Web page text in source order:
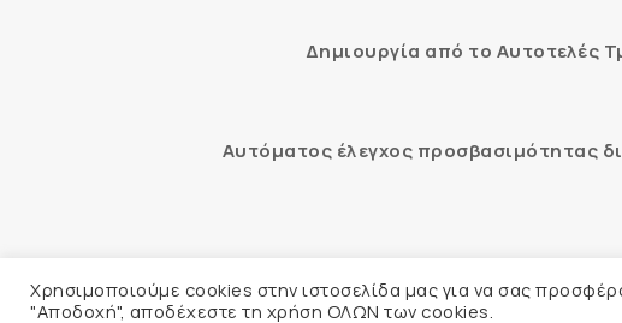
Δημιουργία από το Αυτοτελές
Αυτόματος έλεγχος προσβασιμότητας
Χρησιμοποιούμε cookies στην ιστοσελίδα μας για να σας
"Αποδοχή", αποδέχεστε τη χρήση ΟΛΩΝ των cookies.